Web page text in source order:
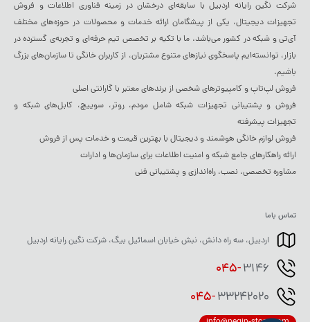
شرکت نگین رایانه اردبیل با سابقه‌ای درخشان در زمینه فناوری اطلاعات و فروش
تجهیزات دیجیتال، یکی از پیشگامان ارائه خدمات و محصولات در حوزه‌های مختلف
آی‌تی و شبکه در کشور می‌باشد. ما با تکیه بر تخصص تیم حرفه‌ای و تجربه‌ی گسترده در
بازار، توانسته‌ایم پاسخگوی نیازهای متنوع مشتریان، از کاربران خانگی تا سازمان‌های بزرگ
باشیم.
فروش لپ‌تاپ و کامپیوترهای شخصی از برندهای معتبر با گارانتی اصلی
فروش و پشتیبانی تجهیزات شبکه شامل مودم، روتر، سوییچ، کابل‌های شبکه و
تجهیزات پیشرفته
فروش لوازم خانگی هوشمند و دیجیتال با بهترین قیمت و خدمات پس از فروش
ارائه راهکارهای جامع شبکه و امنیت اطلاعات برای سازمان‌ها و ادارات
مشاوره تخصصی، نصب، راه‌اندازی و پشتیبانی فنی
تماس باما
اردبیل، سه راه دانش، نبش خیابان اسمائیل بیگ، شرکت نگین رایانه اردبیل
045-3146
045-33242020